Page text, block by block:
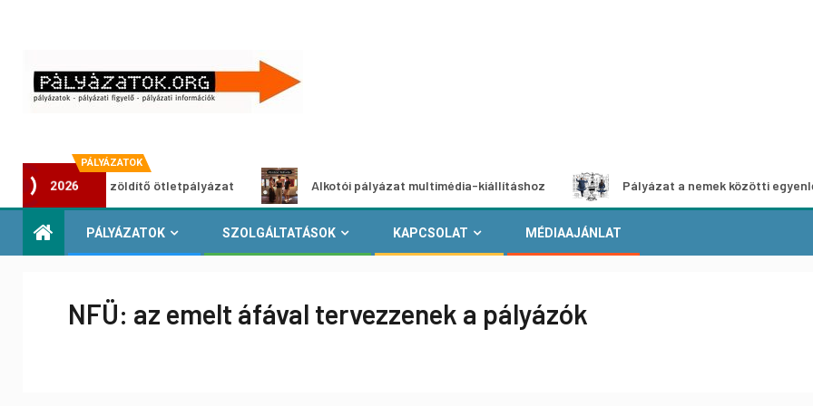
PÁLYÁZATOK
2026
Városzöldítő ötletpályázat Alkotói pályázat multimédia-kiállításhoz Pályázat a nemek közötti egyenlőség
PÁLYÁZATOK SZOLGÁLTATÁSOK KAPCSOLAT MÉDIAAJÁNLAT
NFÜ: az emelt áfával tervezzenek a pályázók